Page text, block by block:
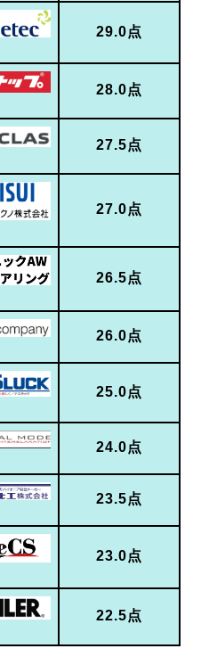
29.0点
28.0点
27.5点
27.0点
26.5点
26.0点
25.0点
24.0点
23.5点
23.0点
22.5点